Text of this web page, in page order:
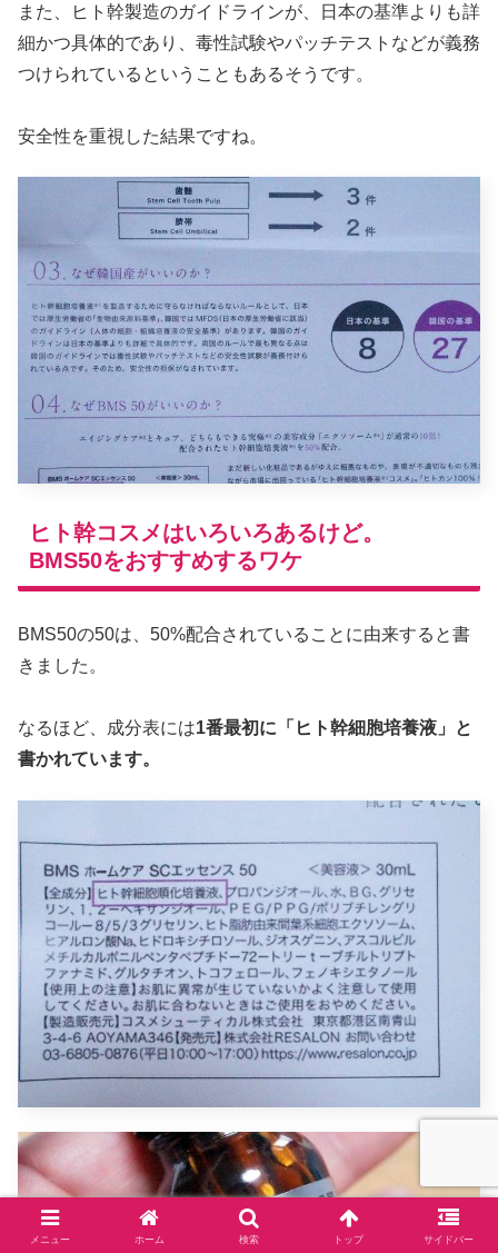
また、ヒト幹製造のガイドラインが、日本の基準よりも詳
細かつ具体的であり、毒性試験やパッチテストなどが義務
つけられているということもあるそうです。
安全性を重視した結果ですね。
ヒト幹コスメはいろいろあるけど。
BMS50をおすすめするワケ
BMS50の50は、50%配合されていることに由来すると書
きました。
なるほど、成分表には1番最初に「ヒト幹細胞培養液」と
書かれています。
メニュー ホーム 検索 トップ サイドバー